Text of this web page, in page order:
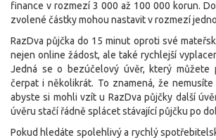
finance v rozmezí 3 000 až 100 000 korun.
zvolené částky mohou nastavit v rozmezí
RazDva půjčka do 15 minut oproti své
nejen online žádost, ale také rychlejší
Jedná se o bezúčelový úvěr, který můžete
čerpat i několikrát. To znamená, že
abyste si mohli vzít u RazDva půjčky další
úvěru stačí řádně splácet stávající půjčku po
Pokud hledáte spolehlivý a rychlý